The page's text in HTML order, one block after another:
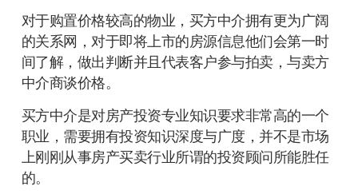
对于购置价格较高的物业，买方中介拥有更为广阔
的关系网，对于即将上市的房源信息他们会第一时
间了解，做出判断并且代表客户参与拍卖，与卖方
中介商谈价格。
买方中介是对房产投资专业知识要求非常高的一个
职业，需要拥有投资知识深度与广度，并不是市场
上刚刚从事房产买卖行业所谓的投资顾问所能胜任
的。